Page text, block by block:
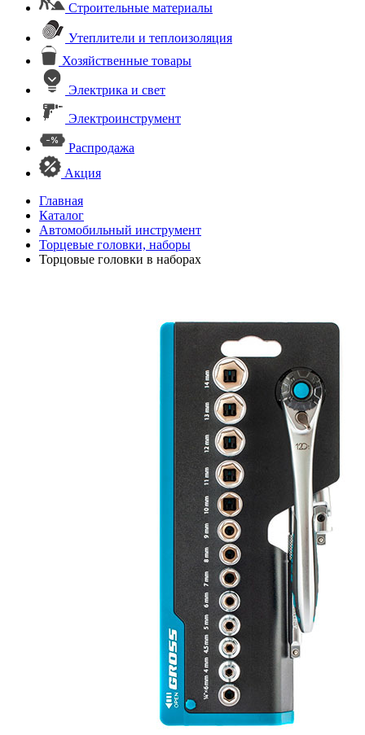
Строительные материалы
Утеплители и теплоизоляция
Хозяйственные товары
Электрика и свет
Электроинструмент
Распродажа
Акция
Главная
Каталог
Автомобильный инструмент
Торцевые головки, наборы
Торцовые головки в наборах